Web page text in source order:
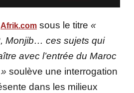
Afrik.com sous le titre «
Monjib… ces sujets qui
avec l’entrée du Maroc
soulève une interrogation
dans les milieux